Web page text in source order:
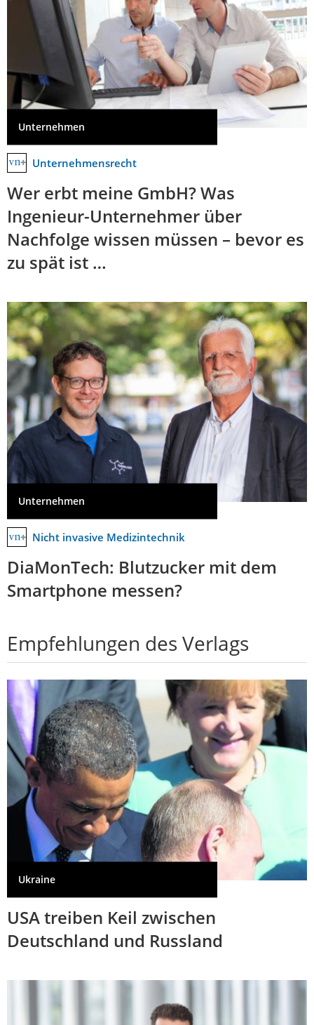
Unternehmen
Unternehmensrecht
Wer erbt meine GmbH? Was
Ingenieur-Unternehmer über
Nachfolge wissen müssen – bevor es
zu spät ist …
Unternehmen
Nicht invasive Medizintechnik
DiaMonTech: Blutzucker mit dem
Smartphone messen?
Empfehlungen des Verlags
Ukraine
USA treiben Keil zwischen
Deutschland und Russland